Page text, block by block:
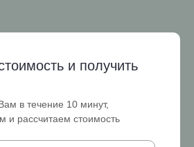
и получить
в течение 10 минут,
и рассчитаем стоимость